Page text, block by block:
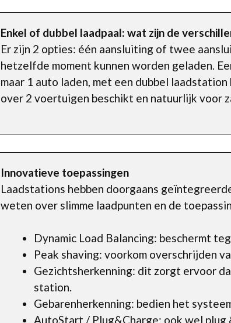
Enkel of dubbel laadpaal: wat zijn de
Er zijn 2 opties: één aansluiting of twee
hetzelfde moment kunnen worden geladen.
maar 1 auto laden, met een dubbel
over 2 voertuigen beschikt en natuurlijk voor
Innovatieve toepassingen
Laadstations hebben doorgaans
weten over slimme laadpunten en de
Dynamic Load Balancing: beschermt
Peak shaving: voorkom overschrijden
Gezichtsherkenning: dit zorgt ervoor
station.
Gebarenherkenning: bedien het
AutoStart / Plug&Charge: ook wel plug